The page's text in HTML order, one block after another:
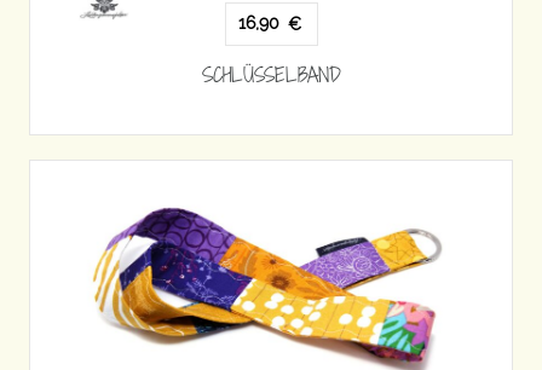
16,90 €
SCHLÜSSELBAND